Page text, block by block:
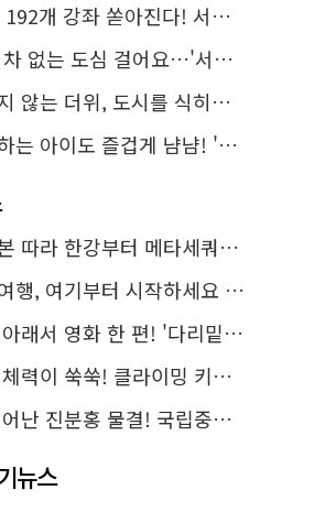
좌 쏟아진다! 서울시민대학 선착순 신청
심 걸어요…'서울 걷자 페스티벌' 선착순 5천명
더위, 도시를 식히는 시원한 해법은?
즐겁게 냠냠! '찾아가는 서울시 식생활 교육' 현장
부터 메타세쿼이아 숲길까지…서울둘레길 15코스
여기부터 시작하세요 '서울에디션25'
영화 한 편! '다리밑 영화관' 무료 상영
쑥쑥! 클라이밍 키즈카페·어린이 체력장
홍 물결! 국립중앙박물관 배롱나무 명소
뉴스